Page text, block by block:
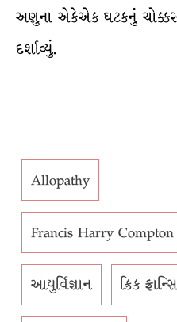
અણુના એકેએક ઘટકનું
દર્શાવ્યું.
Allopathy
Francis Harry
આયુર્વિજ્ઞાન ક્રિક